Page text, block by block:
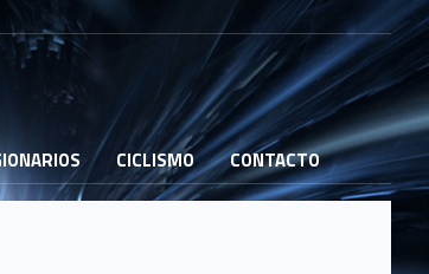
CICLISMO CONTACTO